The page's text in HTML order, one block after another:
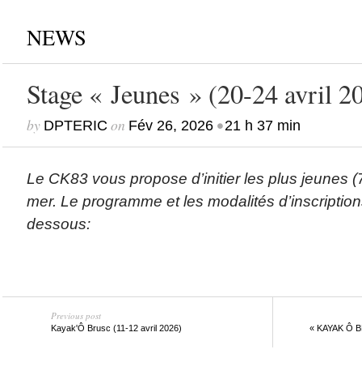
NEWS
Stage « Jeunes » (20-24 avril
by DPTERIC on Fév 26, 2026•21 h 37 min
Le CK83 vous propose d’initier les plus jeunes
mer. Le programme et les modalités
dessous:
Previous post
Kayak'Ô Brusc (11-12 avril 2026) « KAYAK Ô